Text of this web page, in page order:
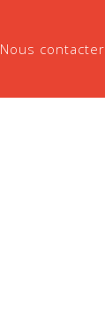
Nous contacter